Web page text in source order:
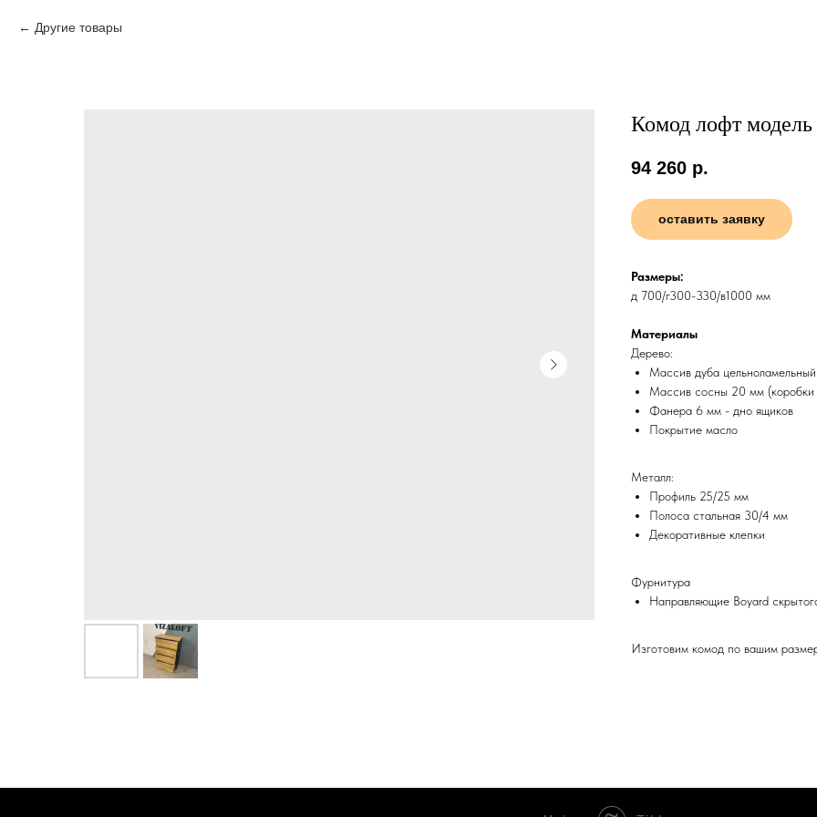
Другие товары
Комод лофт модель
94 260 р.
оставить заявку
Размеры:
д 700/г300-330/в1000 мм
Материалы
Дерево:
Массив дуба
Массив сосны 20 мм (коробки
Фанера 6 мм - дно ящиков
Покрытие масло
Металл:
Профиль 25/25 мм
Полоса стальная 30/4 мм
Декоративные клепки
Фурнитура
Направляющие Boyard
Изготовим комод по вашим